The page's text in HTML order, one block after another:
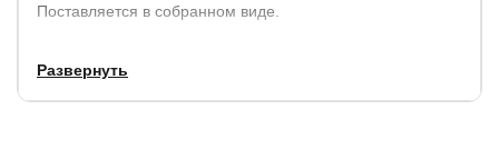
Поставляется в собранном виде.
Нельзя использовать с матрасами Verda.
Развернуть